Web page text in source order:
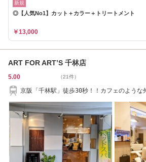
新規
◎【人気No1】カット＋カラー＋トリートメント
￥13,000
ART FOR ART’S 千林店
5.00 （21件）
京阪「千林駅」徒歩30秒！！カフェのような